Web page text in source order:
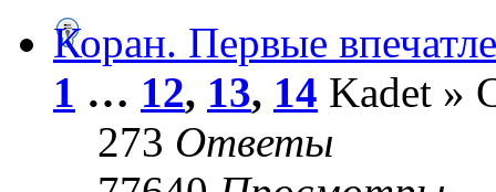
Коран. Первые
1 … 12, 13, 14 Kadet »
273 Ответы